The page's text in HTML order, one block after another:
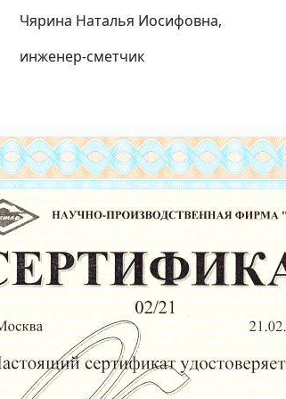
Чярина Наталья Иосифовна,
инженер-сметчик